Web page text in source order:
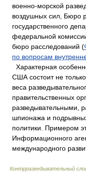
военно-морской
воздушных сил, Бюро
государственного
федеральной
бюро расследований (
по вопросам
Характерная
США состоит не
веса
правительственных
разведывательными,
шпионажа и
политики. Примером
Информационного
международного
Контрразведывательный